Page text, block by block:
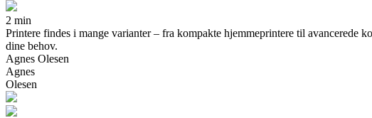
2 min
Printere findes i mange varianter – fra kompakte hjemmeprintere til avancerede
dine behov.
Agnes Olesen
Agnes
Olesen